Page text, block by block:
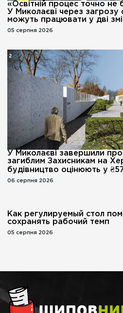
«Освітній процес точно не
У Миколаєві через загрозу
можуть працювати у дві
05 серпня 2026
У Миколаєві завершили
загиблим Захисникам на
будівництво оцінюють у ₴57
06 серпня 2026
Как регулируемый стол
сохранять рабочий темп
05 серпня 2026